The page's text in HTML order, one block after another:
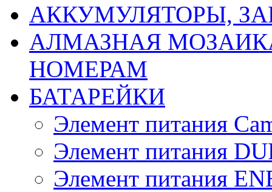
АККУМУЛЯТОРЫ,
АЛМАЗНАЯ
НОМЕРАМ
БАТАРЕЙКИ
Элемент питания
Элемент питания
Элемент питания